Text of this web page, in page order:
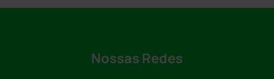
Nossas Redes